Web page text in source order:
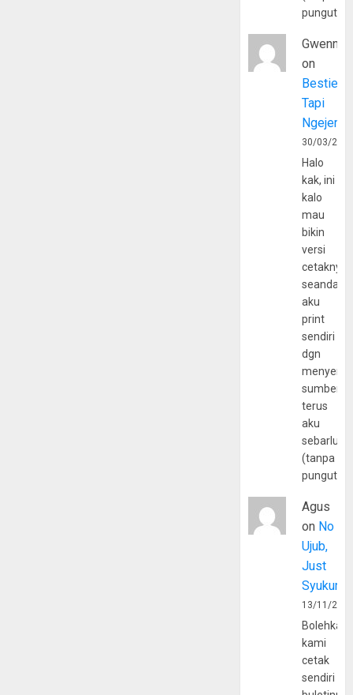
Gwenny
on
Bestie
Tapi
30/03/
Halo
kak, ini
kalo
mau
bikin
versi
cetaknya
aku
print
sendiri
dgn
sumber
terus
aku
(tanpa
Agus
on No
Ujub,
Just
Syukur
13/11/
Bolehkah
kami
cetak
sendiri